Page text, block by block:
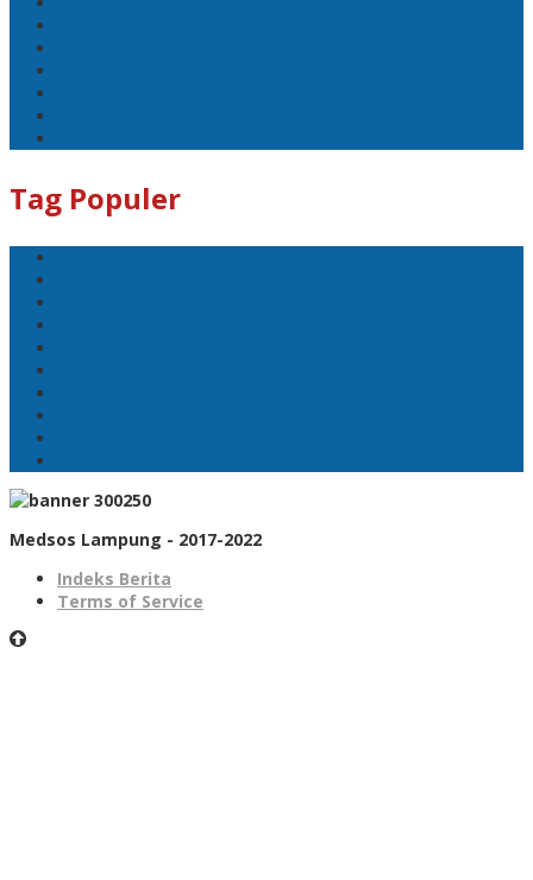
Tag Populer
Medsos Lampung - 2017-2022
Indeks Berita
Terms of Service